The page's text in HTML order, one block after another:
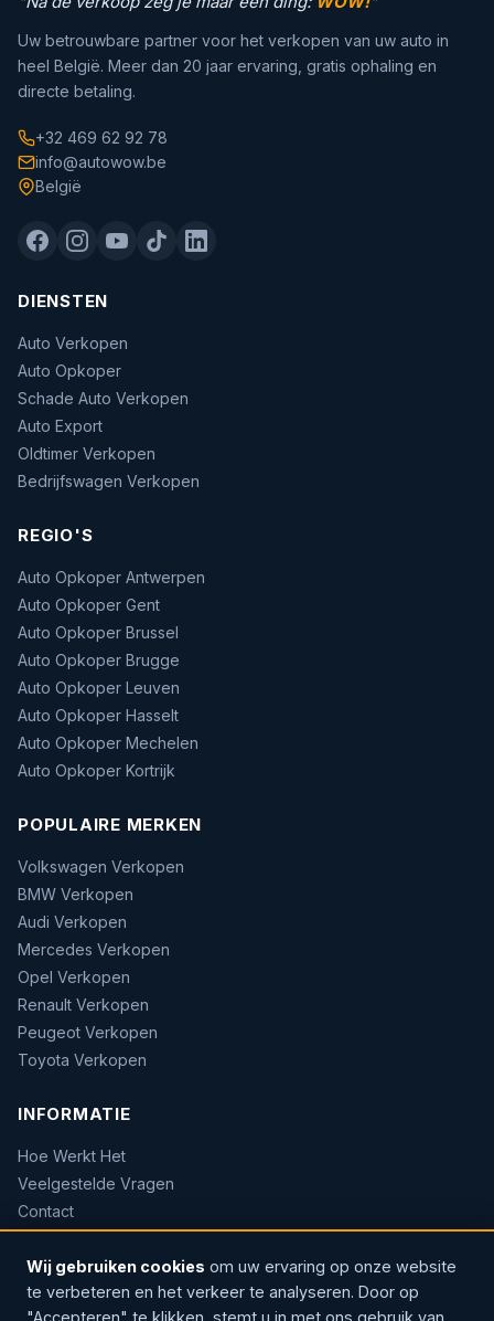
Uw betrouwbare partner voor het verkopen van uw auto in
heel België. Meer dan 20 jaar ervaring, gratis ophaling en
directe betaling.
+32 469 62 92 78
info@autowow.be
België
DIENSTEN
Auto Verkopen
Auto Opkoper
Schade Auto Verkopen
Auto Export
Oldtimer Verkopen
Bedrijfswagen Verkopen
REGIO'S
Auto Opkoper Antwerpen
Auto Opkoper Gent
Auto Opkoper Brussel
Auto Opkoper Brugge
Auto Opkoper Leuven
Auto Opkoper Hasselt
Auto Opkoper Mechelen
Auto Opkoper Kortrijk
POPULAIRE MERKEN
Volkswagen Verkopen
BMW Verkopen
Audi Verkopen
Mercedes Verkopen
Opel Verkopen
Renault Verkopen
Peugeot Verkopen
Toyota Verkopen
INFORMATIE
Hoe Werkt Het
Veelgestelde Vragen
Contact
Wij gebruiken cookies om uw ervaring op onze website
te verbeteren en het verkeer te analyseren. Door op
"Accepteren" te klikken, stemt u in met ons gebruik van